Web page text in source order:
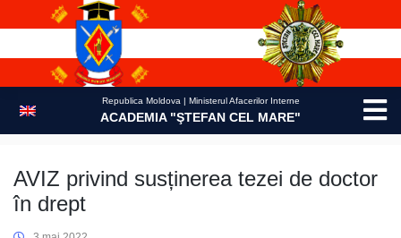
Republica Moldova | Ministerul Afacerilor Interne
ACADEMIA "ŞTEFAN CEL MARE"
AVIZ privind susținerea tezei de doctor
în drept